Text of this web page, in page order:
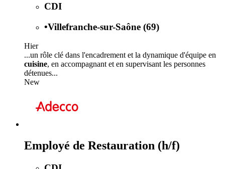
CDI
•Villefranche-sur-Saône (69)
Hier
...un rôle clé dans l'encadrement et la dynamique d'équipe en
cuisine, en accompagnant et en supervisant les personnes
détenues...
New
Employé de Restauration (h/f)